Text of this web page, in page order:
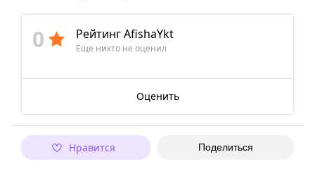
0 Рейтинг AfishaYkt
Еще никто не оценил
Оценить
Нравится Поделиться